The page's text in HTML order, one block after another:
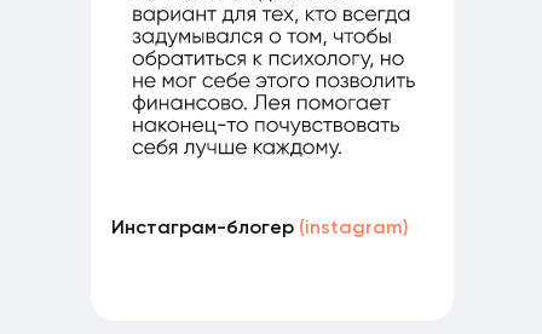
Инстаграм-блогер (instagram)